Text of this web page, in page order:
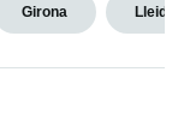
Girona Lleida